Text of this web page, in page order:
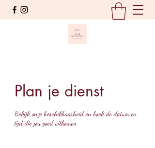
Plan je dienst
Bekijk onze beschikbaarheid en boek de datum en
tijd die jou goed uitkomen